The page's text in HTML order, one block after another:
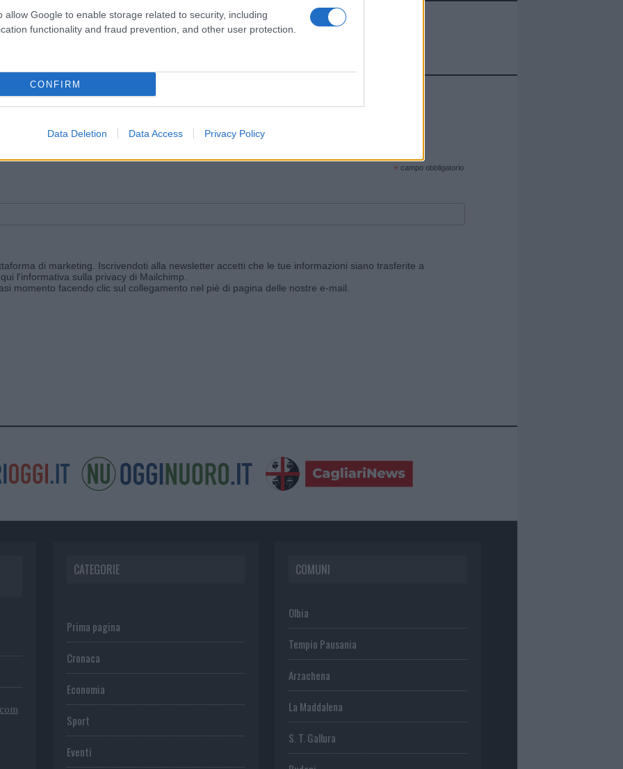
allow Google to enable storage related to security, including
functionality and fraud prevention, and other user protection.
CONFIRM
Data Deletion Data Access Privacy Policy
Invia un Comunicato Stampa|Pubblicità|Segnala
e ricevi le nostre email periodiche contenenti le ultime notizie pubblicate sul sito web!
* campo obbligatorio
di marketing. Iscrivendoti alla newsletter accetti che le tue informazioni siano trasferite a
l'informativa sulla privacy di Mailchimp
momento facendo clic sul collegamento nel piè di pagina delle nostre e-mail.
CATEGORIE
Prima pagina
Cronaca
Economia
Sport
Eventi
COMUNI
Olbia
Tempio Pausania
Arzachena
La Maddalena
S. T. Gallura